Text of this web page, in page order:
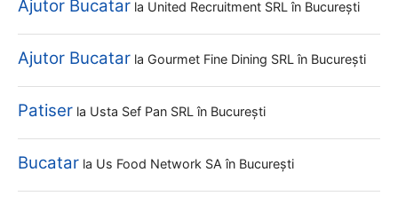
Ajutor Bucatar la United Recruitment SRL în București
Ajutor Bucatar la Gourmet Fine Dining SRL în București
Patiser la Usta Sef Pan SRL în București
Bucatar la Us Food Network SA în București